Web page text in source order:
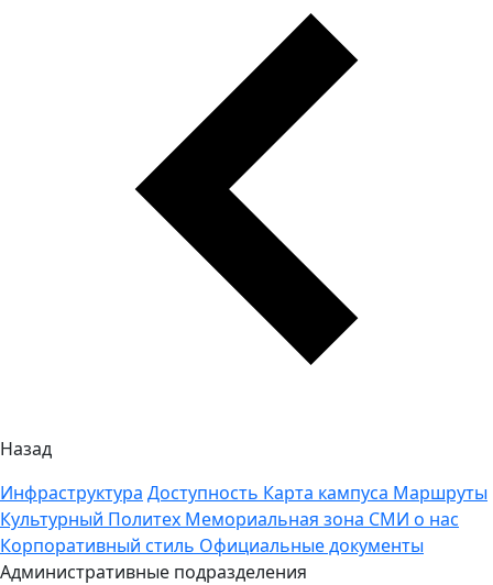
Назад
Инфраструктура Доступность Карта кампуса Маршруты
Культурный Политех Мемориальная зона СМИ о нас
Корпоративный стиль Официальные документы
Административные подразделения